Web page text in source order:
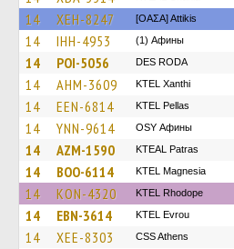
14 XEH-8247 [ΟΑΣΑ] Αttikis
14 IHH-4953 (1) Афины
14 POI-5056 DES RODA
14 AHM-3609 KTEL Xanthi
14 EEN-6814 KTEL Pellas
14 YNN-9614 OSY Афины
14 AZM-1590 KTEAL Patras
14 BOO-6114 ΚΤΕL Magnesia
14 KON-4320 KTEL Rhodope
14 EBN-3614 KTEL Evrou
14 XEE-8303 CSS Athens